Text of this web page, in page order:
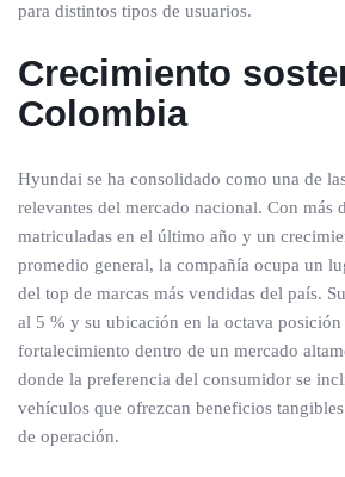
para distintos tipos de usuarios.
Crecimiento
Colombia
Hyundai se ha consolidado como una de
relevantes del mercado nacional. Con más
matriculadas en el último año y un
promedio general, la compañía ocupa un
del top de marcas más vendidas del país.
al 5 % y su ubicación en la octava
fortalecimiento dentro de un mercado
donde la preferencia del consumidor se
vehículos que ofrezcan beneficios
de operación.